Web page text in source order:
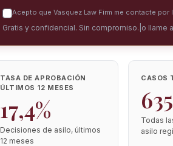
Acepto que Vasquez Law Firm me contacte
Gratis y confidencial. Sin compromiso. o llame
TASA DE APROBACIÓN
ÚLTIMOS 12 MESES
17,4%
Decisiones de asilo, últimos
12 meses
CASOS
635
Todas
asilo